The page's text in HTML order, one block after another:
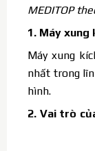
MEDITOP
1. Máy xung
Máy xung
nhất trong
hình.
2. Vai trò